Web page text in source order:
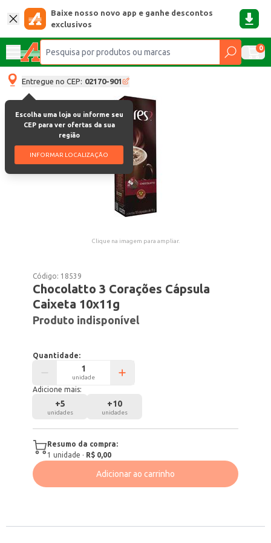
Baixe nosso novo app e ganhe descontos
exclusivos
0
Entregue no CEP: 02170-901
Escolha uma loja ou informe seu
CEP para ver ofertas da sua
região
INFORMAR LOCALIZAÇÃO
Clique na imagem para ampliar.
Código: 18539
Chocolatto 3 Corações Cápsula
Caixeta 10x11g
Produto indisponível
Quantidade:
unidade
Adicione mais:
+5
unidades
+10
unidades
Resumo da compra:
1 unidade · R$ 0,00
Adicionar ao carrinho